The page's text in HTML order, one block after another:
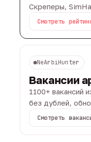
Скреперы,
Смотреть
NeArbiHunter
Вакансии
1100+ вакансий
без дублей,
Смотреть